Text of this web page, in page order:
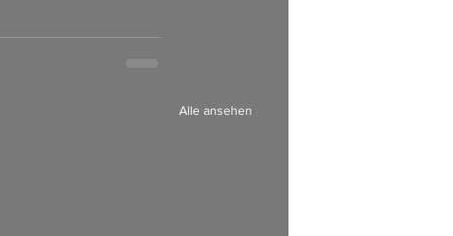
Alle ansehen